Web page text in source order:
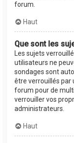
forum.
Haut
Que sont les
Les sujets
utilisateurs ne
sondages sont
être verrouillés par
forum pour de
verrouiller vos
administrateurs.
Haut